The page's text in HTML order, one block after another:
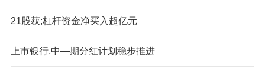
21股获;杠杆资金净买入超亿元
上市银行,中—期分红计划稳步推进